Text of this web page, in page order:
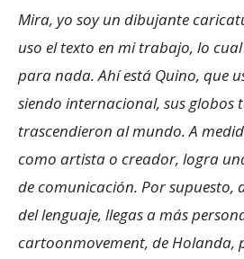
Mira, yo soy un dibujante
uso el texto en mi trabajo, lo
para nada. Ahí está Quino, que
siendo internacional, sus globos
trascendieron al mundo. A
como artista o creador, logra
de comunicación. Por supuesto,
del lenguaje, llegas a más
cartoonmovement, de Holanda,